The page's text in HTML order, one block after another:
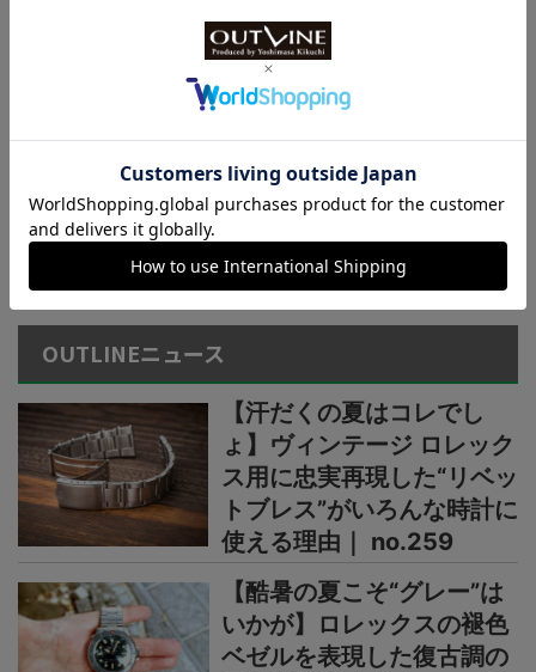
チ】小物を収納できる新構
造リバーシブルベルト採用
カシオ“G-SHOCK”新作2種
ル×カーボン”仕様】“G-
STEEL”シリーズからウレタ
ンベルト仕様の新機軸
＞＞＞もっと見る
OUTLINEニュース
【汗だくの夏はコレでし
ょ】ヴィンテージ ロレック
ス用に忠実再現した“リベッ
トブレス”がいろんな時計に
使える理由｜ no.259
【酷暑の夏こそ“グレー”は
いかが】ロレックスの褪色
ベゼルを表現した復古調の